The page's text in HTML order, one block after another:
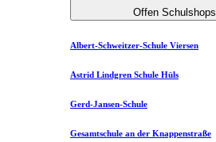
Offen Schulshops
Albert-Schweitzer-Schule Viersen
Astrid Lindgren Schule Hüls
Gerd-Jansen-Schule
Gesamtschule an der Knappenstraße